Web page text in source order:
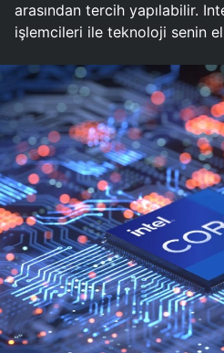
arasından tercih yapılabilir.
işlemcileri ile teknoloji senin